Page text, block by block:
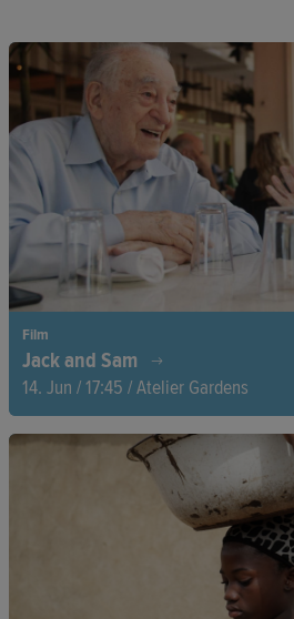
Mitteleuropas mit spannenden
– ideal zum Blättern, Staunen und
Entdecker!
Film
Jack and Sam
14. Jun / 17:45 / Atelier Gardens
Zwei Holocaust-Überlebende finden
zueinander. In ihren 90ern kämpfen
gegen Hass. Ein Film über